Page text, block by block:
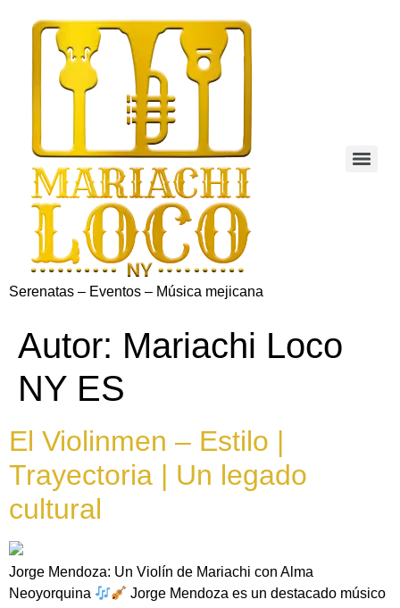
Serenatas – Eventos – Música mejicana
Autor: Mariachi Loco
NY ES
El Violinmen – Estilo |
Trayectoria | Un legado
cultural
Jorge Mendoza: Un Violín de Mariachi con Alma
Neoyorquina
Jorge Mendoza es un destacado músico